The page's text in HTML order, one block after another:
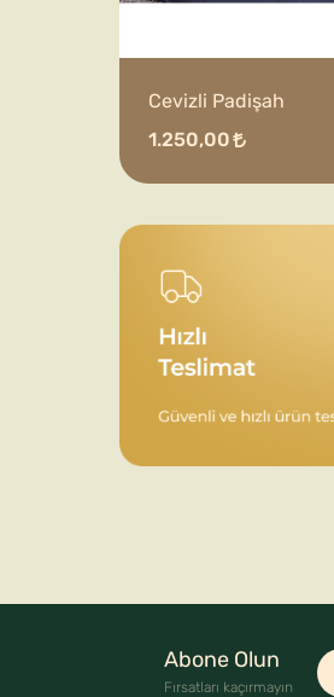
Cevizli Padişah
1.250,00
Abone Olun
Fırsatları kaçırmayın